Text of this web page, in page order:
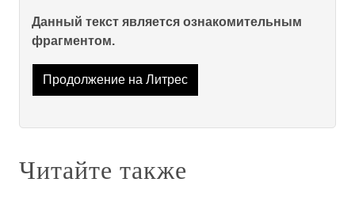
Данный текст является ознакомительным
фрагментом.
Продолжение на Литрес
Читайте также